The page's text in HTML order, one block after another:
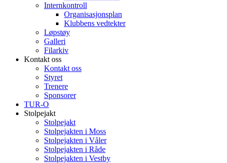
Internkontroll
Organisasjonsplan
Klubbens vedtekter
Løpstøy
Galleri
Filarkiv
Kontakt oss
Kontakt oss
Styret
Trenere
Sponsorer
TUR-O
Stolpejakt
Stolpejakt
Stolpejakten i Moss
Stolpejakten i Våler
Stolpejakten i Råde
Stolpejakten i Vestby